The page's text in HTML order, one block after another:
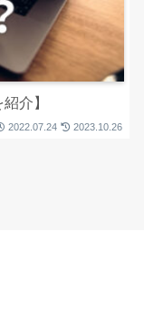
介】
2022.07.24 2023.10.26